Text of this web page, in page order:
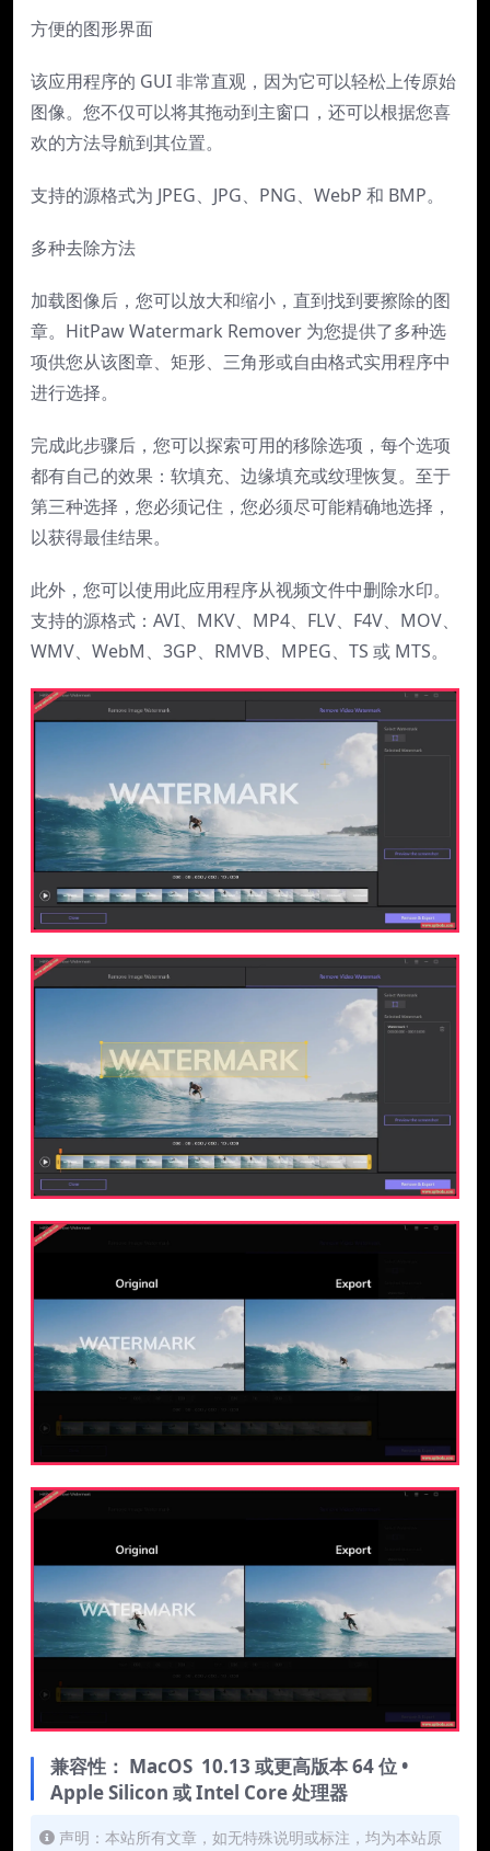
方便的图形界面
该应用程序的 GUI 非常直观，因为它可以轻松上传原始
图像。您不仅可以将其拖动到主窗口，还可以根据您喜
欢的方法导航到其位置。
支持的源格式为 JPEG、JPG、PNG、WebP 和 BMP。
多种去除方法
加载图像后，您可以放大和缩小，直到找到要擦除的图
章。HitPaw Watermark Remover 为您提供了多种选
项供您从该图章、矩形、三角形或自由格式实用程序中
进行选择。
完成此步骤后，您可以探索可用的移除选项，每个选项
都有自己的效果：软填充、边缘填充或纹理恢复。至于
第三种选择，您必须记住，您必须尽可能精确地选择，
以获得最佳结果。
此外，您可以使用此应用程序从视频文件中删除水印。
支持的源格式：AVI、MKV、MP4、FLV、F4V、MOV、
WMV、WebM、3GP、RMVB、MPEG、TS 或 MTS。
兼容性： MacOS 10.13 或更高版本 64 位 •
Apple Silicon 或 Intel Core 处理器
声明：本站所有文章，如无特殊说明或标注，均为本站原